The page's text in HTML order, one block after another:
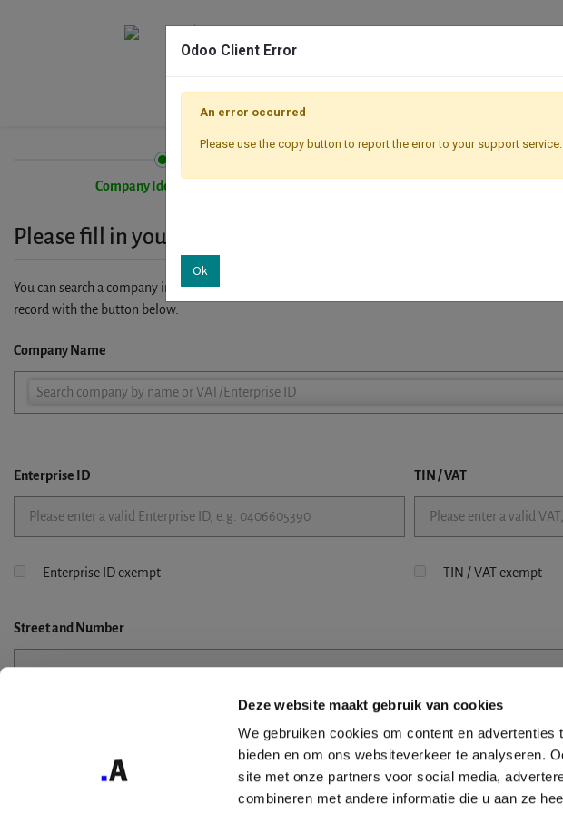
Deze website maakt gebruik van cookies
We gebruiken cookies om content en
bieden en om ons websiteverkeer te analyseren.
site met onze partners voor social media,
combineren met andere informatie die u aan ze
Company Identification
Please fill in your company details
You can search a company in our database by name, VAT or enterprise ID. When a company is
record with the button below.
Company Name
Search company by name or VAT/Enterprise ID
Company
Enterprise ID TIN / VAT
Enterprise ID exempt TIN / VAT exempt
Streetand Number
Odoo Client Error
An error occurred
Please use the copy button to report the error to your support service.
Ok